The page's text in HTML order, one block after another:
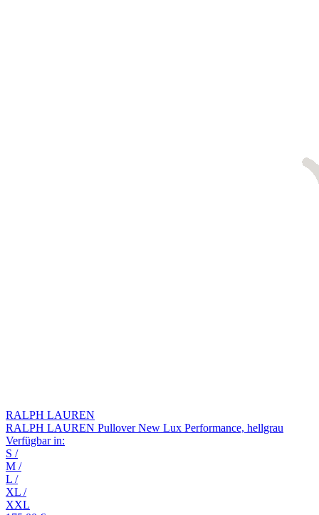
RALPH LAUREN
RALPH LAUREN Pullover New Lux Performance, hellgrau
Verfügbar in:
S /
M /
L /
XL /
XXL